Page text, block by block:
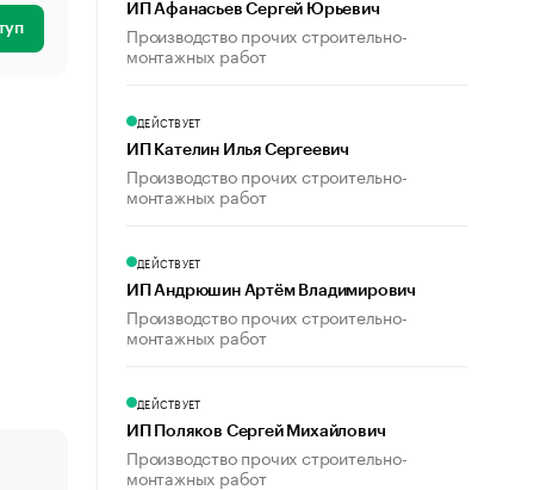
ИП Афанасьев Сергей Юрьевич
Производство прочих строительно-
монтажных работ
ДЕЙСТВУЕТ
ИП Кателин Илья Сергеевич
Производство прочих строительно-
монтажных работ
ДЕЙСТВУЕТ
ИП Андрюшин Артём Владимирович
Производство прочих строительно-
монтажных работ
ДЕЙСТВУЕТ
ИП Поляков Сергей Михайлович
Производство прочих строительно-
монтажных работ